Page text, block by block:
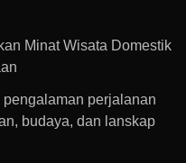
Minat Wisata Domestik
perjalanan
budaya, dan lanskap